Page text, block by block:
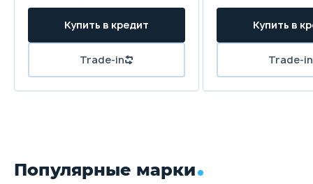
Купить в кредит
Trade-in
Купить в
Trade-in
Популярные марки